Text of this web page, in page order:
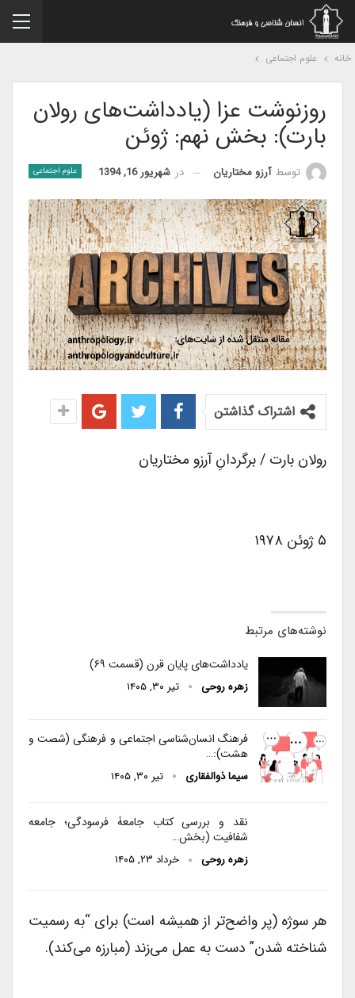
علوم اجتماعی
روزنوشت عزا (یادداشت‌های رولان
بارت): بخش نهم: ژوئن
علوم اجتماعی توسطآرزو مختاریان درشهریور 16, 1394
اشتراک گذاشتن
رولان بارت / برگردانِ آرزو مختاریان
نوشته‌های مرتبط
یادداشت‌های پایان قرن (قسمت ۶۹)
زهره روحی تیر ۳۰, ۱۴۰۵
فرهنگ انسان‌شناسی اجتماعی و فرهنگی (شصت و
هشت):…
سیما ذوالفقاری تیر ۳۰, ۱۴۰۵
نقد و بررسی کتاب جامعۀ فرسودگی؛ جامعه
شفافیت (بخش…
زهره روحی خرداد ۲۳, ۱۴۰۵
هر سوژه‌ (پر واضح‌تر از همیشه است) برای “به رسمیت
شناخته شدن” دست به عمل می‌زند (مبارزه می‌کند).